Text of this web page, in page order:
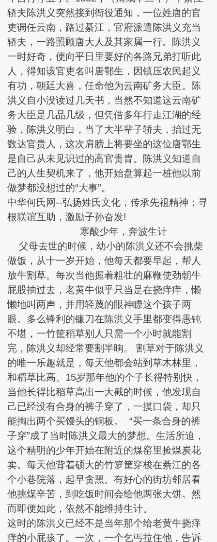
轿夫陈洪义突然接到衙役通知，一位姓唐的官
吏调任云南，路过綦江，官府派遣陈洪义充当
轿夫，一路照顾唐大人及其家属一行。陈洪义
一时好奇，便向平日里要好的各路兄弟打听此
人，得知该官吏名叫唐鄂生，因镇压农民起义
有功，朝廷大喜，任命他为云南矿务大臣。陈
洪义自小没读过几天书，当然不知道这云南矿
务大臣是几品几级，但凭借多年行走江湖的经
验，陈洪义明白，当了大半辈子轿夫，抬过无
数达官贵人，这次肩膀上将要坐的这位唐鄂生
是自己从未见识过的高官贵胄。陈洪义知道自
己的人生契机来了，他开始盘算起一桩他以前
做梦都没想过的“大事”。
中华何氏网--弘扬姓氏文化，传承先祖精神；寻
根联谊互助，激励子孙奋发!
寒酸少年，奔波生计
父母去世的时候，幼小的陈洪义还不会挑柴
做饭，从十一岁开始，他每天都要早起，帮人
放牛割草。每次当他握着粗壮的麻鞭使劲朝牛
屁股抽过去，老黄牛似乎只当是在挠痒痒，懒
懒地叫两声，并用轻蔑的眼神瞟这个孩子两
眼。多么锋利的镰刀在陈洪义手里都变得愚钝
不堪，一竹筐稻草别人只需一个小时就能割
完，陈洪义却经常要割半晌。 割草对于陈洪义
的唯一乐趣就是，每天他都会站到草木林里，
和稻草比高。15岁那年他的个子长得特别快，
当他长得比稻草高出一大截的时候，他发现自
己已经没有合身的裤子穿了，一摸口袋，却只
能掏出两个买馒头的铜板。 “买一条合身的裤
子穿”成了当时陈洪义最大的梦想。生活所迫，
这个精明的少年开始在附近的煤窑里捡煤炭花
卖。每天他背着硕大的竹箩筐穿梭在綦江的各
个小巷院落，起早贪黑。有好心的街坊邻居看
他挑煤辛苦，到吃饭时间会给他两张大饼。然
而即便如此，依然不能维持生计。
这时的陈洪义已经不是当年那个给老黄牛挠痒
痒的小屁孩了。一次，一个乞丐拉住他，告诉